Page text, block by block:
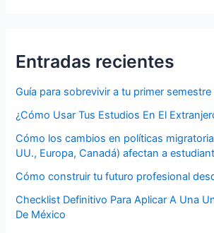
Entradas recientes
Guía para sobrevivir a tu primer
¿Cómo Usar Tus Estudios En El
Cómo los cambios en políticas
UU., Europa, Canadá) afectan a
Cómo construir tu futuro profesional
Checklist Definitivo Para Aplicar A Una
De México